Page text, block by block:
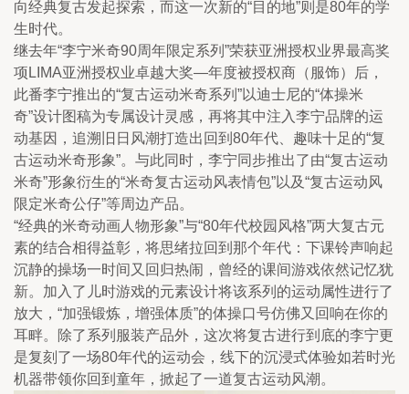
向经典复古发起探索，而这一次新的“目的地”则是80年的学
生时代。
继去年“李宁米奇90周年限定系列”荣获亚洲授权业界最高奖
项LIMA亚洲授权业卓越大奖—年度被授权商（服饰）后，
此番李宁推出的“复古运动米奇系列”以迪士尼的“体操米
奇”设计图稿为专属设计灵感，再将其中注入李宁品牌的运
动基因，追溯旧日风潮打造出回到80年代、趣味十足的“复
古运动米奇形象”。与此同时，李宁同步推出了由“复古运动
米奇”形象衍生的“米奇复古运动风表情包”以及“复古运动风
限定米奇公仔”等周边产品。
“经典的米奇动画人物形象”与“80年代校园风格”两大复古元
素的结合相得益彰，将思绪拉回到那个年代：下课铃声响起
沉静的操场一时间又回归热闹，曾经的课间游戏依然记忆犹
新。加入了儿时游戏的元素设计将该系列的运动属性进行了
放大，“加强锻炼，增强体质”的体操口号仿佛又回响在你的
耳畔。除了系列服装产品外，这次将复古进行到底的李宁更
是复刻了一场80年代的运动会，线下的沉浸式体验如若时光
机器带领你回到童年，掀起了一道复古运动风潮。